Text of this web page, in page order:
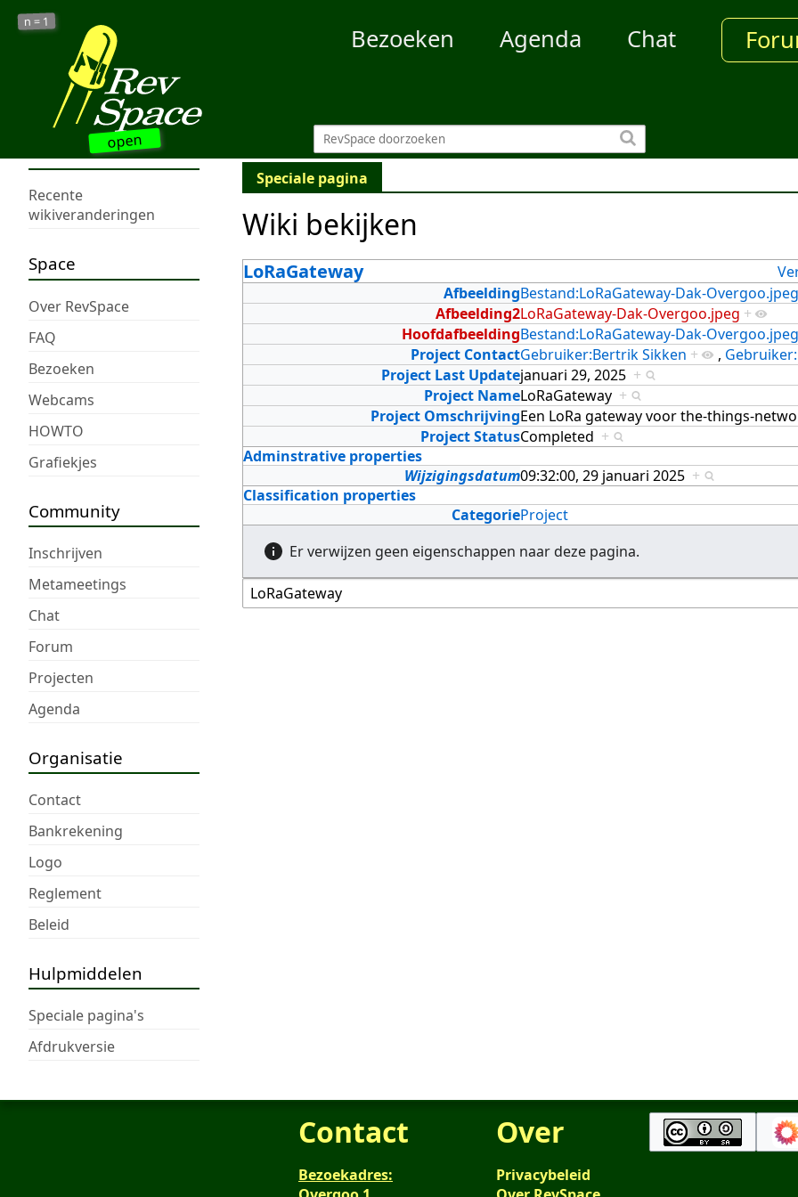
open
n = 1
Bezoeken Agenda Chat
Recente
wikiveranderingen
Space
Over RevSpace
FAQ
Bezoeken
Webcams
HOWTO
Grafiekjes
Community
Inschrijven
Metameetings
Chat
Forum
Projecten
Agenda
Organisatie
Contact
Bankrekening
Logo
Reglement
Beleid
Hulpmiddelen
Speciale pagina's
Afdrukversie
Speciale pagina
Wiki bekijken
LoRaGateway
AfbeeldingBestand:LoRaGateway-Dak-Overgoo.jpeg
Afbeelding2LoRaGateway-Dak-Overgoo.jpeg +
HoofdafbeeldingBestand:LoRaGateway-Dak-Overgoo.jpeg
Project ContactGebruiker:Bertrik Sikken + ,
Project Last Updatejanuari 29, 2025 +
Project NameLoRaGateway +
Project OmschrijvingEen LoRa gateway voor the-things-
Project StatusCompleted +
Adminstrative properties
Wijzigingsdatum09:32:00, 29 januari 2025 +
Classification properties
CategorieProject
Er verwijzen geen eigenschappen naar deze pagina.
Contact
Bezoekadres:
Over
Privacybeleid